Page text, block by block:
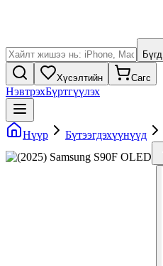
Бүгд
Хүсэлтийн Сагс
НэвтрэхБүртгүүлэх
Нүүр Бүтээгдэхүүнүүд